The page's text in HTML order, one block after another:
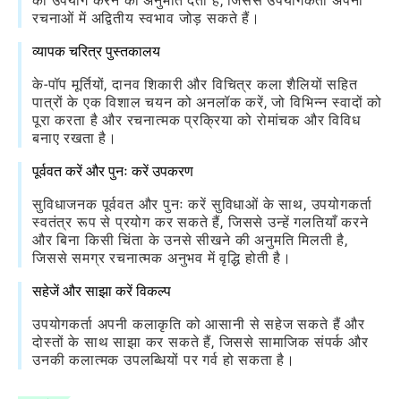
रचनाओं में अद्वितीय स्वभाव जोड़ सकते हैं।
व्यापक चरित्र पुस्तकालय
के-पॉप मूर्तियों, दानव शिकारी और विचित्र कला शैलियों सहित
पात्रों के एक विशाल चयन को अनलॉक करें, जो विभिन्न स्वादों को
पूरा करता है और रचनात्मक प्रक्रिया को रोमांचक और विविध
बनाए रखता है।
पूर्ववत करें और पुनः करें उपकरण
सुविधाजनक पूर्ववत और पुनः करें सुविधाओं के साथ, उपयोगकर्ता
स्वतंत्र रूप से प्रयोग कर सकते हैं, जिससे उन्हें गलतियाँ करने
और बिना किसी चिंता के उनसे सीखने की अनुमति मिलती है,
जिससे समग्र रचनात्मक अनुभव में वृद्धि होती है।
सहेजें और साझा करें विकल्प
उपयोगकर्ता अपनी कलाकृति को आसानी से सहेज सकते हैं और
दोस्तों के साथ साझा कर सकते हैं, जिससे सामाजिक संपर्क और
उनकी कलात्मक उपलब्धियों पर गर्व हो सकता है।